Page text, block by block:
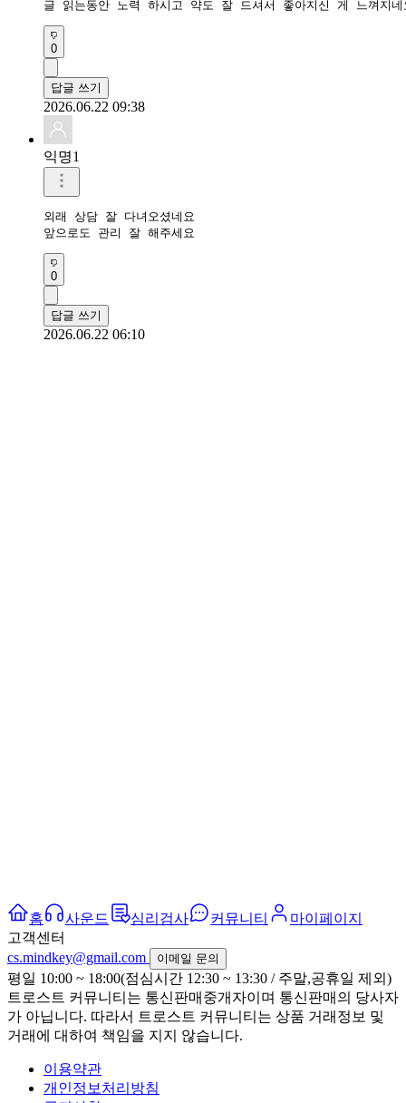
글 읽는동안 노력 하시고 약도 잘 드셔서 좋아지신 게 느껴지
0
답글 쓰기
2026.06.22 09:38
익명1
외래 상담 잘 다녀오셨네요
앞으로도 관리 잘 해주세요
0
답글 쓰기
2026.06.22 06:10
홈 사운드 심리검사 커뮤니티
마이페이지
고객센터
cs.mindkey@gmail.com
이메일 문의
평일 10:00 ~ 18:00(점심시간 12:30 ~ 13:30 / 주말,공휴일 제외)
트로스트 커뮤니티는 통신판매중개자이며 통신판매의 당사자
가 아닙니다. 따라서 트로스트 커뮤니티는 상품 거래정보 및
거래에 대하여 책임을 지지 않습니다.
이용약관
개인정보처리방침